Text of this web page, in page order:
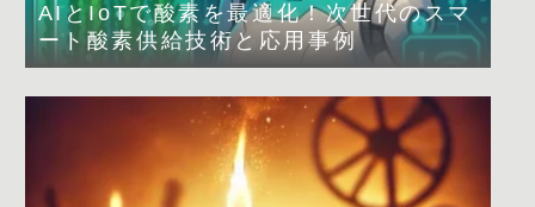
AIとIoTで酸素を最適化！次世代のスマ
ート酸素供給技術と応用事例